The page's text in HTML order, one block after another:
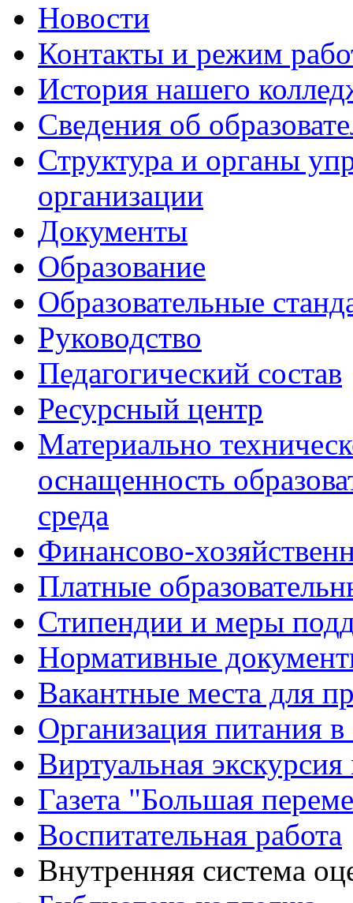
Новости
Контакты и режим
История нашего
Сведения об
Структура и органы
организации
Документы
Образование
Образовательные
Руководство
Педагогический состав
Ресурсный центр
Материально
оснащенность
среда
Финансово-
Платные
Стипендии и меры
Нормативные
Вакантные места для
Организация питания в
Виртуальная
Газета "Большая
Воспитательная работа
Внутренняя система